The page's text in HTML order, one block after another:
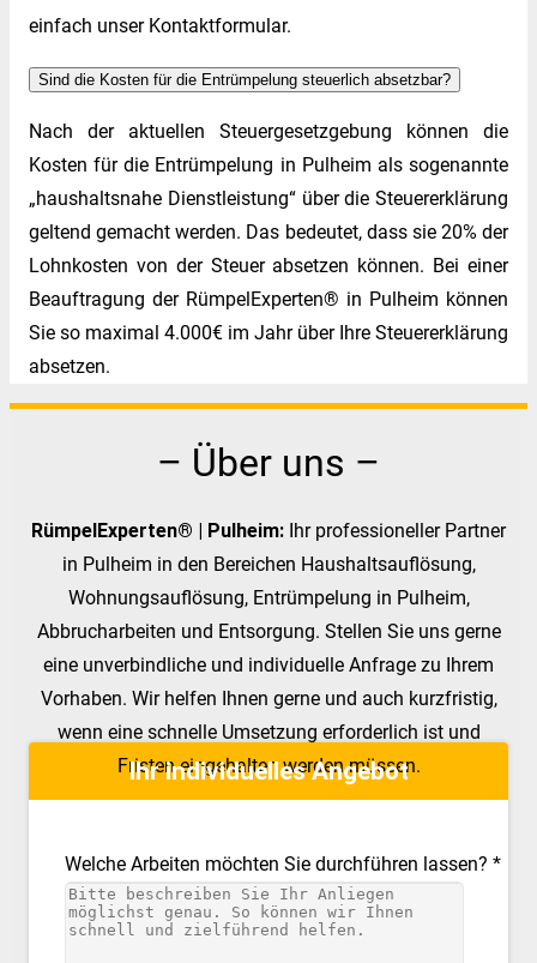
einfach unser Kontaktformular.
Sind die Kosten für die Entrümpelung steuerlich absetzbar?
Nach der aktuellen Steuergesetzgebung können die
Kosten für die Entrümpelung in Pulheim als sogenannte
„haushaltsnahe Dienstleistung“ über die Steuererklärung
geltend gemacht werden. Das bedeutet, dass sie 20% der
Lohnkosten von der Steuer absetzen können. Bei einer
Beauftragung der RümpelExperten® in Pulheim können
Sie so maximal 4.000€ im Jahr über Ihre Steuererklärung
absetzen.
– Über uns –
RümpelExperten® | Pulheim: Ihr professioneller Partner
in Pulheim in den Bereichen Haushaltsauflösung,
Wohnungsauflösung, Entrümpelung in Pulheim,
Abbrucharbeiten und Entsorgung. Stellen Sie uns gerne
eine unverbindliche und individuelle Anfrage zu Ihrem
Vorhaben. Wir helfen Ihnen gerne und auch kurzfristig,
wenn eine schnelle Umsetzung erforderlich ist und
Fristen eingehalten werden müssen.
Ihr individuelles Angebot
Welche Arbeiten möchten Sie durchführen lassen? *